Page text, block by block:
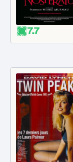
7.7